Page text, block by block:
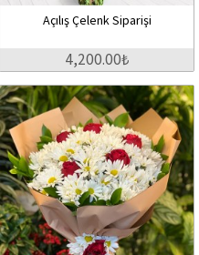
Açılış Çelenk Siparişi
4,200.00₺